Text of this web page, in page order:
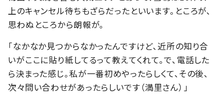
上のキャンセル待ちもざらだったといいます。ところが、
思わぬところから朗報が。
「なかなか見つからなかったんですけど、近所の知り合
いがここに貼り紙してるって教えてくれて。で、電話した
ら決まった感じ。私が一番初めやったらしくて、その後、
次々問い合わせがあったらしいです（満里さん）」